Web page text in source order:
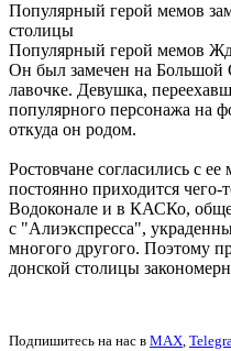
Популярный герой мемов
столицы
Популярный герой мемов
Он был замечен на Большой
лавочке. Девушка,
популярного персонажа на
откуда он родом.
Ростовчане согласились с
постоянно приходится чего-
Водоконале и в КАСКо,
с "Алиэкспресса",
многого другого. Поэтому
донской столицы
Подпишитесь на нас в MAX,